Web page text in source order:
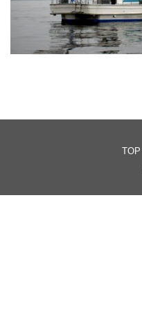
TOP